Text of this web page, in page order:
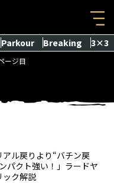
Parkour Breaking 3×3
ージ目
アル戻りより“バチン戻
パクト強い！」ラードヤ
ック解説